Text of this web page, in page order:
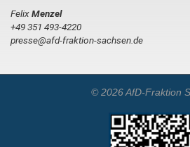
FelixMenzel
+49 351 493-4220
presse@afd-fraktion-sachsen.de
© 2026 AfD-Fraktion